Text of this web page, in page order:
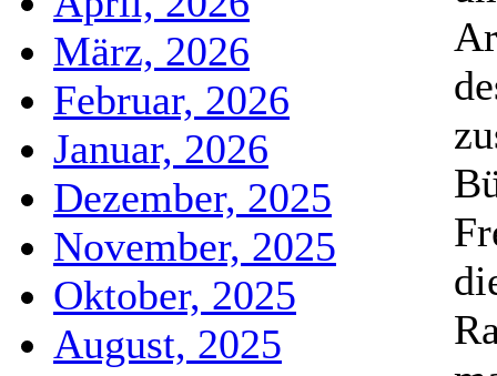
März, 2026
Februar, 2026
Januar, 2026
Dezember, 2025
November, 2025
Oktober, 2025
August, 2025